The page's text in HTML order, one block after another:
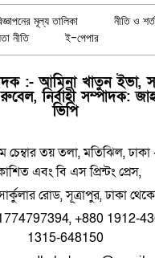
মূল্য তালিকা
নীতি ও শর্ত
নীতি ই-পেপার
:- আমিনা খাতুন ইভা,
নির্বাহী সম্পাদক:
ভিপি
চেম্বার তয় তলা, মতিঝিল,
এবং বি এস প্রিন্টং প্রেস,
রোড, সূত্রাপুর, ঢাকা
+880 1912-
1315-648150